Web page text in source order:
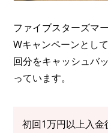
ファイブスターズマ
Wキャンペーンとし
回分をキャッシュバ
っています。
初回1万円以上入